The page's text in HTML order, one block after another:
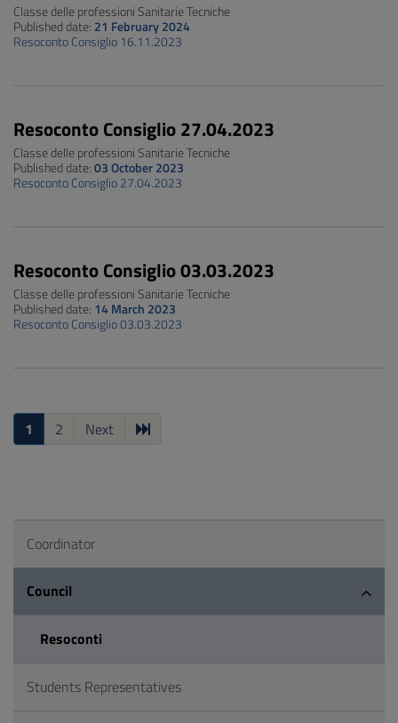
Classe delle professioni Sanitarie Tecniche
Published date: 21 February 2024
Resoconto Consiglio 16.11.2023
Resoconto Consiglio 27.04.2023
Classe delle professioni Sanitarie Tecniche
Published date:03 October 2023
Resoconto Consiglio 27.04.2023
Resoconto Consiglio 03.03.2023
Classe delle professioni Sanitarie Tecniche
Published date: 14 March 2023
Resoconto Consiglio 03.03.2023
1 2 Next
Coordinator
Council
Resoconti
Students Representatives